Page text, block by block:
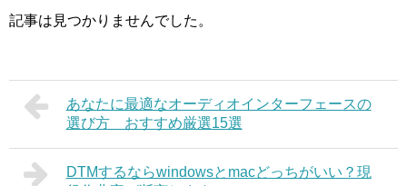
記事は見つかりませんでした。
あなたに最適なオーディオインターフェースの
選び方 おすすめ厳選15選
DTMするならwindowsとmacどっちがいい？現